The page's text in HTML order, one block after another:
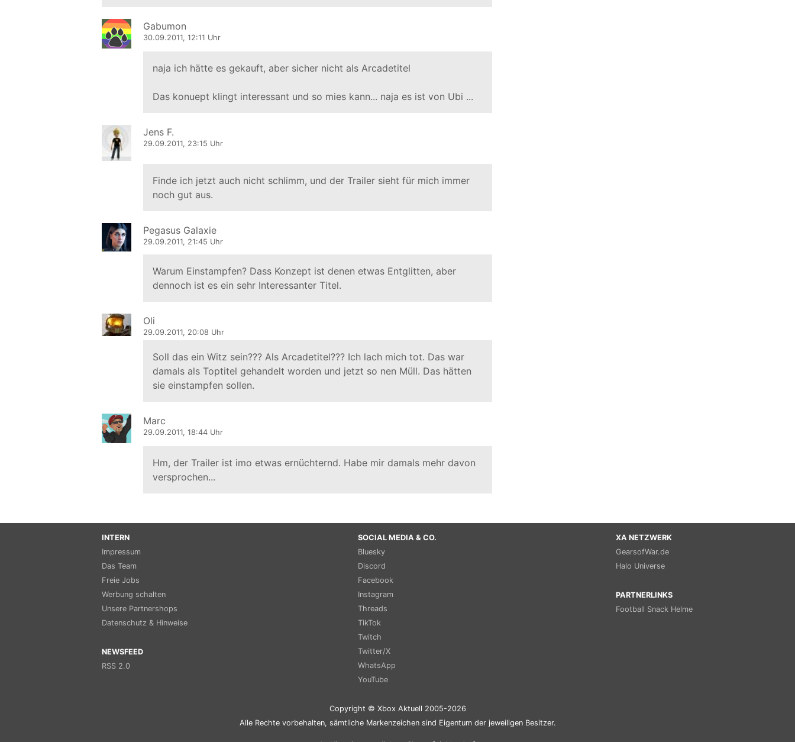
Gabumon
30.09.2011, 12:11 Uhr
naja ich hätte es gekauft, aber sicher nicht als Arcadetitel
Das konuept klingt interessant und so mies kann... naja es ist von Ubi ...
Jens F.
29.09.2011, 23:15 Uhr
Finde ich jetzt auch nicht schlimm, und der Trailer sieht für mich immer
noch gut aus.
Pegasus Galaxie
29.09.2011, 21:45 Uhr
Warum Einstampfen? Dass Konzept ist denen etwas Entglitten, aber
dennoch ist es ein sehr Interessanter Titel.
Oli
29.09.2011, 20:08 Uhr
Soll das ein Witz sein??? Als Arcadetitel??? Ich lach mich tot. Das war
damals als Toptitel gehandelt worden und jetzt so nen Müll. Das hätten
sie einstampfen sollen.
Marc
29.09.2011, 18:44 Uhr
Hm, der Trailer ist imo etwas ernüchternd. Habe mir damals mehr davon
versprochen...
INTERN
Impressum
Das Team
Freie Jobs
Werbung schalten
Unsere Partnershops
Datenschutz & Hinweise
NEWSFEED
RSS 2.0
SOCIAL MEDIA & CO.
Bluesky
Discord
Facebook
Instagram
Threads
TikTok
Twitch
Twitter/X
WhatsApp
YouTube
XA NETZWERK
GearsofWar.de
Halo Universe
PARTNERLINKS
Football Snack Helme
Copyright © Xbox Aktuell 2005-2026
Alle Rechte vorbehalten, sämtliche Markenzeichen sind Eigentum der jeweiligen Besitzer.